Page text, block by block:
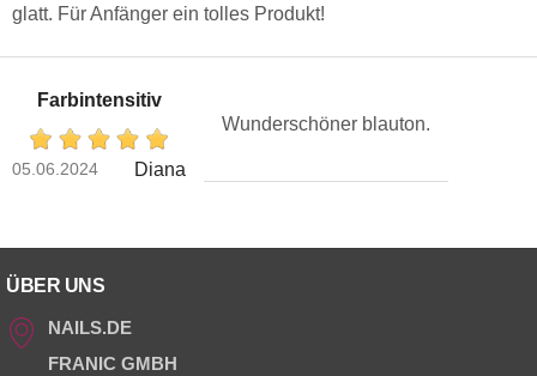
glatt. Für Anfänger ein tolles Produkt!
Farbintensitiv
05.06.2024 Diana
Wunderschöner blauton.
ÜBER UNS
NAILS.DE
FRANIC GMBH